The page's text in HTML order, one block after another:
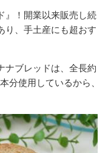
』！開業以来販売し続
り、手土産にも超おす
ナブレッドは、全長約
分使用しているから、